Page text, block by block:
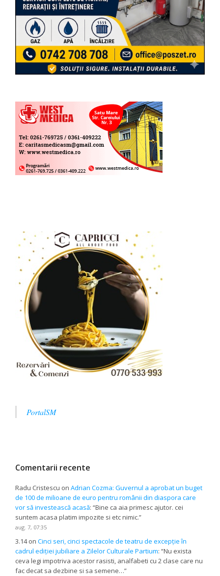
PortalSM
Comentarii recente
Radu Cristescu onAdrian Cozma: Guvernul a aprobat un buget
de 100 de milioane de euro pentru românii din diaspora care
vor să investească acasă: “Bine ca aia primesc ajutor. cei
suntem acasa platim impozite si etc nimic.”
aug. 7, 07:35
3.14onCinci seri, cinci spectacole de teatru de excepție în
cadrul ediției jubiliare a Zilelor Culturale Partium: “Nu exista
ceva legi impotriva acestor rasisti, analfabeti cu 2 clase care nu
fac decat sa dezbine si sa semene…”